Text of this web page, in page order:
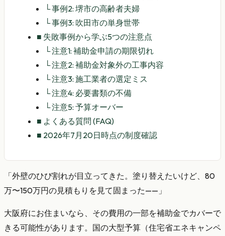
└事例2: 堺市の高齢者夫婦
└事例3: 吹田市の単身世帯
■ 失敗事例から学ぶ5つの注意点
└注意1: 補助金申請の期限切れ
└注意2: 補助金対象外の工事内容
└注意3: 施工業者の選定ミス
└注意4: 必要書類の不備
└注意5: 予算オーバー
■ よくある質問 (FAQ)
■ 2026年7月20日時点の制度確認
「外壁のひび割れが目立ってきた。塗り替えたいけど、80
万〜150万円の見積もりを見て固まった——」
大阪府にお住まいなら、その費用の一部を補助金でカバーで
きる可能性があります。国の大型予算（住宅省エネキャンペ